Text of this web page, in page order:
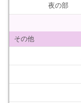
夜の部
その他